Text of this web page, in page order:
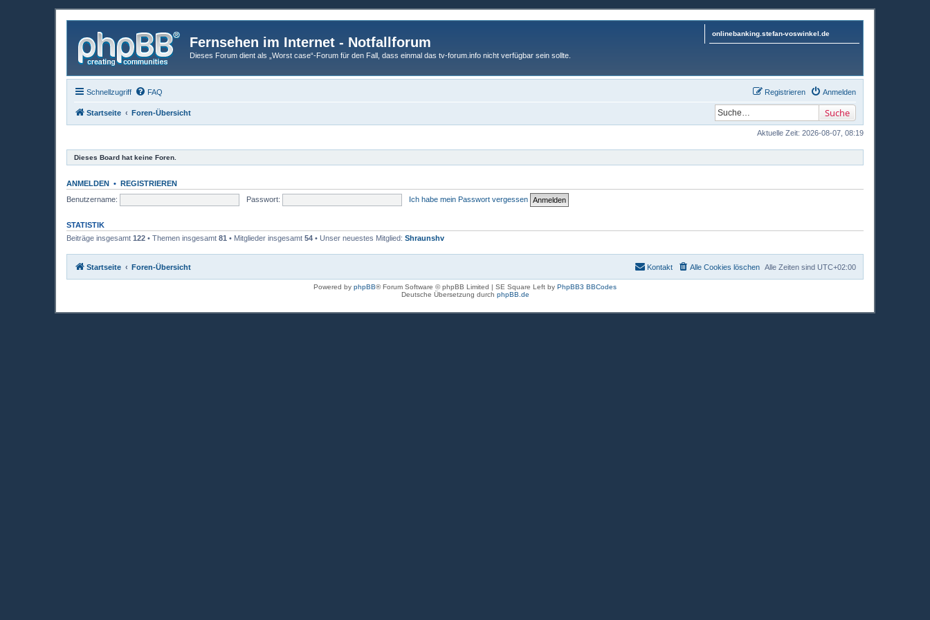
Fernsehen im Internet - Notfallforum
Dieses Forum dient als „Worst case“-Forum für den Fall, dass einmal das tv-forum.info nicht verfügbar sein sollte.
onlinebanking.stefan-voswinkel.de
Schnellzugriff FAQ Anmelden
Registrieren
Startseite Foren-Übersicht Suche
Aktuelle Zeit: 2026-08-07, 08:19
Dieses Board hat keine Foren.
ANMELDEN • REGISTRIEREN
Benutzername:
Passwort: Ich habe mein Passwort vergessen
STATISTIK
Beiträge insgesamt 122 • Themen insgesamt 81 • Mitglieder insgesamt 54 • Unser neuestes Mitglied: Shraunshv
Startseite Foren-Übersicht Alle Zeiten sind UTC+02:00
Alle Cookies löschen
Kontakt
Powered by phpBB® Forum Software © phpBB Limited | SE Square Left by PhpBB3 BBCodes
Deutsche Übersetzung durch phpBB.de